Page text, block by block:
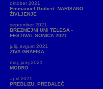
oktober 2021
Emmanuel Guibert: NARISANO
ŽIVLJENJE
september 2021
BREZMEJNI UMI TELESA -
FESTIVAL SONICA 2021
julij, avgust 2021
ŽIVA GRAFIKA
maj, junij 2021
MODRO
april 2021
PREBLIZU, PREDALEČ